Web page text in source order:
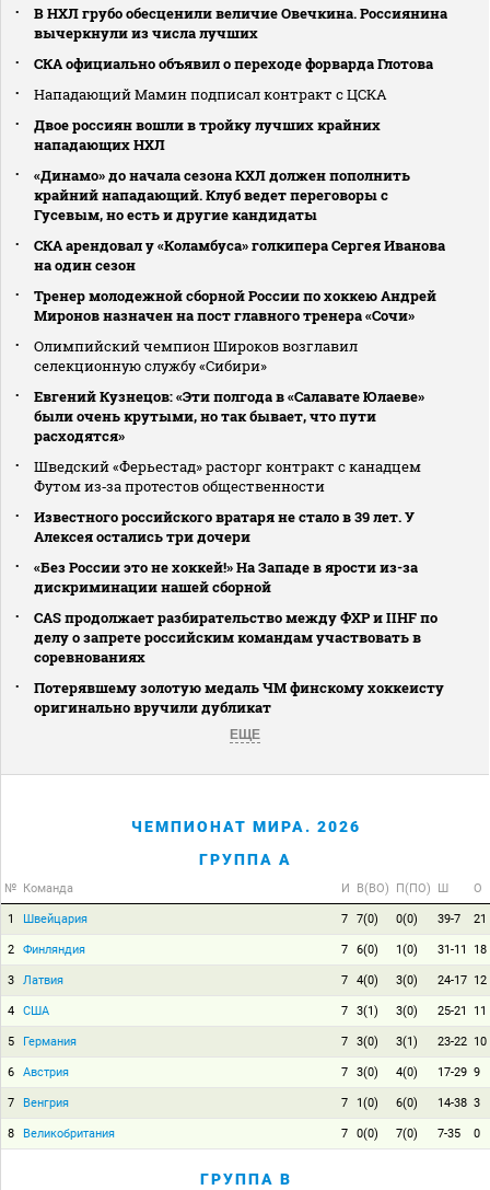
В НХЛ грубо обесценили величие Овечкина. Россиянина
вычеркнули из числа лучших
СКА официально объявил о переходе форварда Глотова
Нападающий Мамин подписал контракт с ЦСКА
Двое россиян вошли в тройку лучших крайних
нападающих НХЛ
«Динамо» до начала сезона КХЛ должен пополнить
крайний нападающий. Клуб ведет переговоры с
Гусевым, но есть и другие кандидаты
СКА арендовал у «Коламбуса» голкипера Сергея Иванова
на один сезон
Тренер молодежной сборной России по хоккею Андрей
Миронов назначен на пост главного тренера «Сочи»
Олимпийский чемпион Широков возглавил
селекционную службу «Сибири»
Евгений Кузнецов: «Эти полгода в «Салавате Юлаеве»
были очень крутыми, но так бывает, что пути
расходятся»
Шведский «Ферьестад» расторг контракт с канадцем
Футом из‑за протестов общественности
Известного российского вратаря не стало в 39 лет. У
Алексея остались три дочери
«Без России это не хоккей!» На Западе в ярости из-за
дискриминации нашей сборной
CAS продолжает разбирательство между ФХР и IIHF по
делу о запрете российским командам участвовать в
соревнованиях
Потерявшему золотую медаль ЧМ финскому хоккеисту
оригинально вручили дубликат
ЕЩЕ
ЧЕМПИОНАТ МИРА. 2026
ГРУППА A
№ Команда И В(ВО) П(ПО) Ш О
1 Швейцария 7 7(0) 0(0) 39-7 21
2 Финляндия 7 6(0) 1(0) 31-11 18
3 Латвия 7 4(0) 3(0) 24-17 12
4 США 7 3(1) 3(0) 25-21 11
5 Германия 7 3(0) 3(1) 23-22 10
6 Австрия 7 3(0) 4(0) 17-29 9
7 Венгрия 7 1(0) 6(0) 14-38 3
8 Великобритания 7 0(0) 7(0) 7-35 0
ГРУППА B